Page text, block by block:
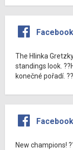
Facebook
The Hlinka
standings look.
konečné pořadí. ??
Facebook
New champions!